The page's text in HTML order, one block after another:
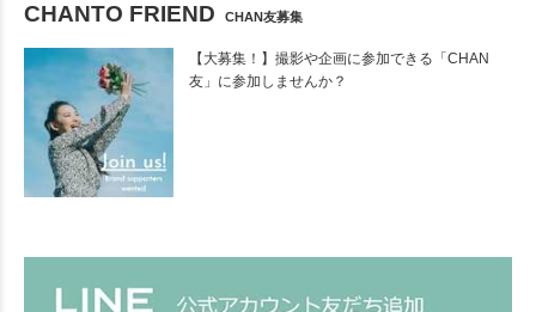
CHANTO FRIEND CHAN友募集
【大募集！】撮影や企画に参加できる「CHAN
友」に参加しませんか？